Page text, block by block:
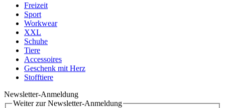
Freizeit
Sport
Workwear
XXL
Schuhe
Tiere
Accessoires
Geschenk mit Herz
Stofftiere
Newsletter-Anmeldung
Weiter zur Newsletter-Anmeldung